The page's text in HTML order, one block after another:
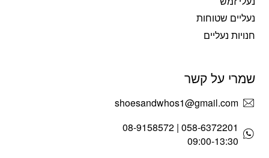
נעליים שטוחות
חנויות נעליים
שמרי על קשר
shoesandwhos1@gmail.com
058-6372201 | 08-9158572
09:00-13:30